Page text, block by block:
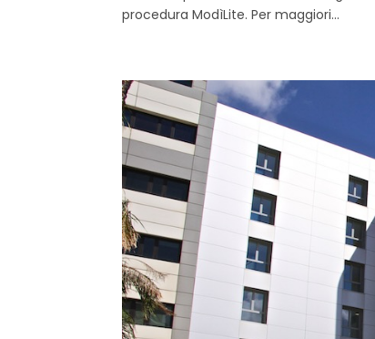
procedura ModìLite. Per maggiori...